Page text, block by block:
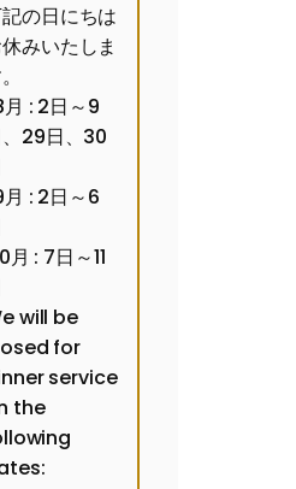
の日にちは
みいたしま
: 2日～9
、29日、30
: 2日～6
月 : 7日～11
will be
for
service
the